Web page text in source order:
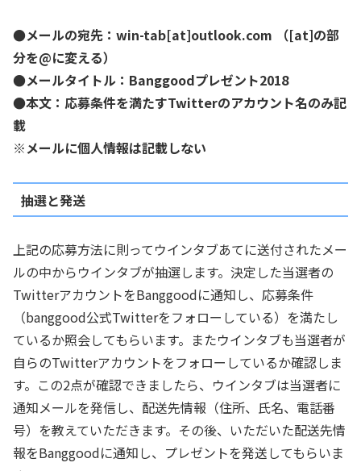
●メールの宛先：win-tab[at]outlook.com （[at]の部
分を@に変える）
●メールタイトル：Banggoodプレゼント2018
●本文：応募条件を満たすTwitterのアカウント名のみ記
載
※メールに個人情報は記載しない
抽選と発送
上記の応募方法に則ってウインタブあてに送付されたメー
ルの中からウインタブが抽選します。決定した当選者の
TwitterアカウントをBanggoodに通知し、応募条件
（banggood公式Twitterをフォローしている）を満たし
ているか照会してもらいます。またウインタブも当選者が
自らのTwitterアカウントをフォローしているか確認しま
す。この2点が確認できましたら、ウインタブは当選者に
通知メールを発信し、配送先情報（住所、氏名、電話番
号）を教えていただきます。その後、いただいた配送先情
報をBanggoodに通知し、プレゼントを発送してもらいま